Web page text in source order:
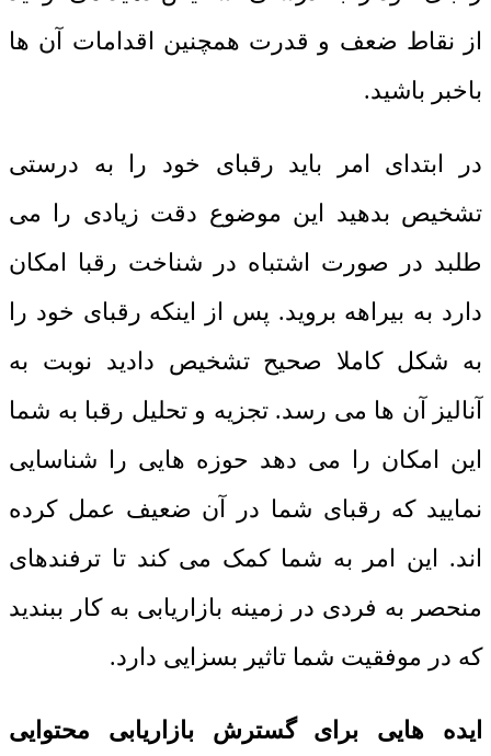
از نقاط ضعف و قدرت همچنین اقدامات آن ها
باخبر باشید.
در ابتدای امر باید رقبای خود را به درستی
تشخیص بدهید این موضوع دقت زیادی را می
طلبد در صورت اشتباه در شناخت رقبا امکان
دارد به بیراهه بروید. پس از اینکه رقبای خود را
به شکل کاملا صحیح تشخیص دادید نوبت به
آنالیز آن ها می رسد. تجزیه و تحلیل رقبا به شما
این امکان را می دهد حوزه هایی را شناسایی
نمایید که رقبای شما در آن ضعیف عمل کرده
اند. این امر به شما کمک می کند تا ترفندهای
منحصر به فردی در زمینه بازاریابی به کار ببندید
که در موفقیت شما تاثیر بسزایی دارد.
ایده هایی برای گسترش بازاریابی محتوایی